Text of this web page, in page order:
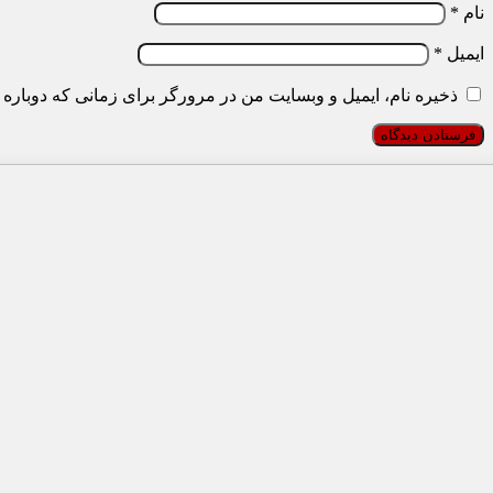
نام *
ایمیل *
ذخیره نام، ایمیل و وبسایت من در مرورگر برای زمانی که